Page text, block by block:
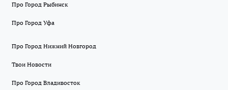
Про Город Рыбинск
Про Город Уфа
Про Город Нижний Новгород
Твои Новости
Про Город Владивосток